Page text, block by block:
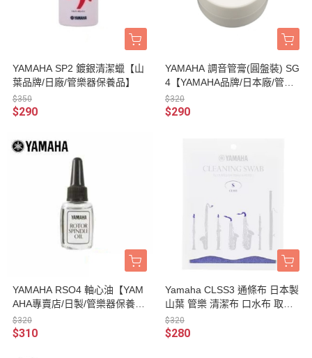
YAMAHA SP2 鍍銀清潔蠟【山
葉品牌/日廠/管樂器保養品】
$350
$290
YAMAHA 調音管膏(圓盤裝) SG
4【YAMAHA品牌/日本廠/管樂
器保養品】
$320
$290
YAMAHA RSO4 軸心油【YAM
AHA專賣店/日製/管樂器保養
品】
$320
$310
Yamaha CLSS3 通條布 日本製
山葉 管樂 清潔布 口水布 取代
CLSS2
$320
$280